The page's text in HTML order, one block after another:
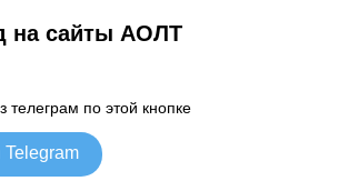
на сайты АОЛТ
телеграм по этой кнопке